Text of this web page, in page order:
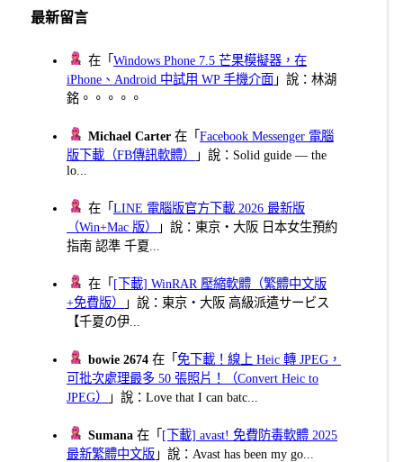
最新留言
在「Windows Phone 7.5 芒果模擬器，在
iPhone、Android 中試用 WP 手機介面 」說：林湖
銘。。。。。
Michael Carter 在「Facebook Messenger 電腦
版下載（FB傳訊軟體）
」說：Solid guide — the
lo...
在「LINE 電腦版官方下載 2026 最新版
（Win+Mac 版）
」說：東京・大阪 日本女生預約
指南 認準 千夏...
在「 [下載] WinRAR 壓縮軟體（繁體中文版
+免費版）
」說：東京・大阪 高級派遣サービス
【千夏の伊...
bowie 2674 在「免下載！線上 Heic 轉 JPEG，
可批次處理最多 50 張照片！（Convert Heic to
JPEG）
」說：Love that I can batc...
Sumana 在「 [下載] avast! 免費防毒軟體 2025
最新繁體中文版 」說：Avast has been my go...